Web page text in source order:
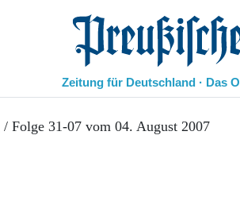
Preußische Allgemeine Zeitung
Zeitung für Deutschland · Das
/ Folge 31-07 vom 04. August 2007